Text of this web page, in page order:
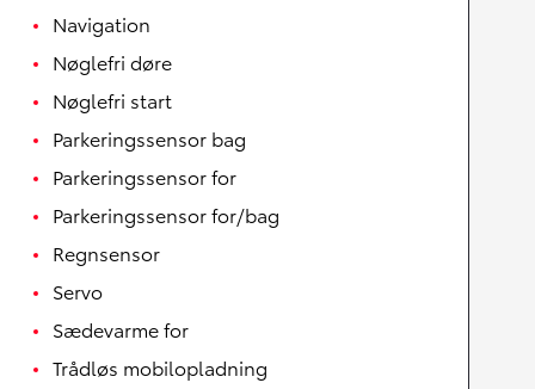
Navigation
Nøglefri døre
Nøglefri start
Parkeringssensor bag
Parkeringssensor for
Parkeringssensor for/bag
Regnsensor
Servo
Sædevarme for
Trådløs mobilopladning